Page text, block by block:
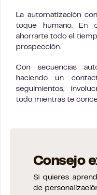
La automatización
toque humano. En
ahorrarte todo el
prospección.
Con secuencias
haciendo un
seguimientos,
todo mientras te
Consejo
Si quieres
de